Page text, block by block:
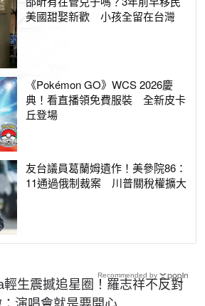
美國甜娶新歡 小孩全留在台灣
《Pokémon GO》WCS 2026慶
典！看直播領免費服裝 全新皮卡
丘登場
友台議員葛蘭姆遺作！美參院86：
11通過俄制裁案 川普關稅權擴大
輕生震撼追星圈！羅志祥不反對
Recommended by